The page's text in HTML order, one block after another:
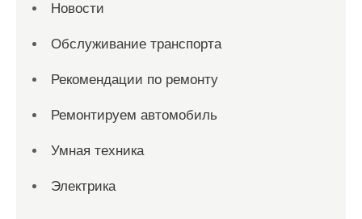
Новости
Обслуживание транспорта
Рекомендации по ремонту
Ремонтируем автомобиль
Умная техника
Электрика